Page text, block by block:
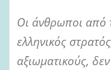
Οι άνθρωποι από
ελληνικός
αξιωματικούς,